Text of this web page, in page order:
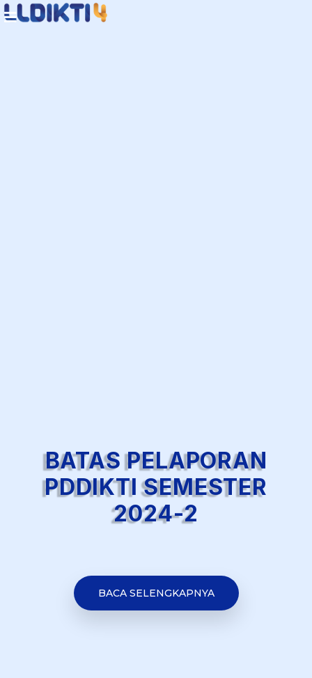
BATAS PELAPORAN
PDDIKTI SEMESTER
2024-2
BACA SELENGKAPNYA